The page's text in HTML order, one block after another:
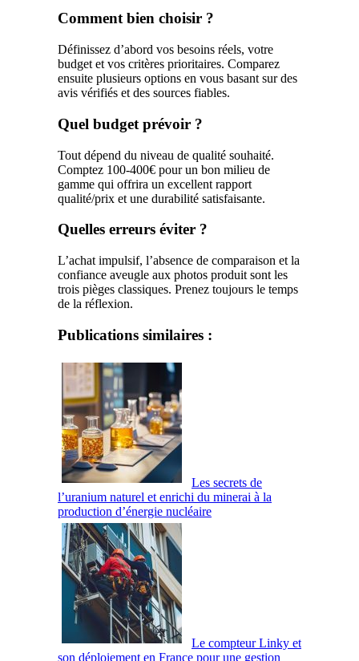
Comment bien choisir ?
Définissez d’abord vos besoins réels, votre
budget et vos critères prioritaires. Comparez
ensuite plusieurs options en vous basant sur des
avis vérifiés et des sources fiables.
Quel budget prévoir ?
Tout dépend du niveau de qualité souhaité.
Comptez 100-400€ pour un bon milieu de
gamme qui offrira un excellent rapport
qualité/prix et une durabilité satisfaisante.
Quelles erreurs éviter ?
L’achat impulsif, l’absence de comparaison et la
confiance aveugle aux photos produit sont les
trois pièges classiques. Prenez toujours le temps
de la réflexion.
Publications similaires :
Les secrets de
l’uranium naturel et enrichi du minerai à la
production d’énergie nucléaire
Le compteur Linky et
son déploiement en France pour une gestion